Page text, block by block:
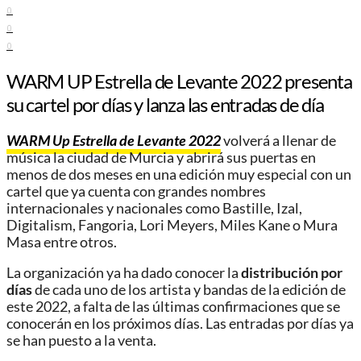
0
0
0
WARM UP Estrella de Levante 2022 presenta
su cartel por días y lanza las entradas de día
WARM Up Estrella de Levante 2022volverá a llenar de
música la ciudad de Murcia y abrirá sus puertas en
menos de dos meses en una edición muy especial con un
cartel que ya cuenta con grandes nombres
internacionales y nacionales como Bastille, Izal,
Digitalism, Fangoria, Lori Meyers, Miles Kane o Mura
Masa entre otros.
La organización ya ha dado conocer ladistribución por
díasde cada uno de los artista y bandas de la edición de
este 2022, a falta de las últimas confirmaciones que se
conocerán en los próximos días. Las entradas por días ya
se han puesto a la venta.